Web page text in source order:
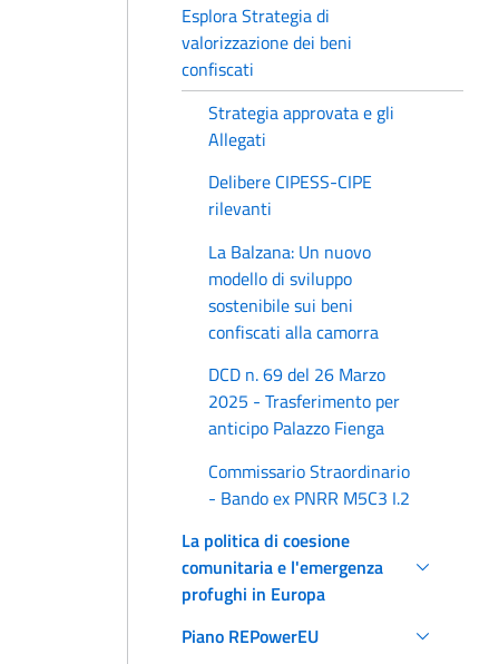
Esplora Strategia di
valorizzazione dei beni
confiscati
Strategia approvata e gli
Allegati
Delibere CIPESS-CIPE
rilevanti
La Balzana: Un nuovo
modello di sviluppo
sostenibile sui beni
confiscati alla camorra
DCD n. 69 del 26 Marzo
2025 - Trasferimento per
anticipo Palazzo Fienga
Commissario Straordinario
- Bando ex PNRR M5C3 I.2
La politica di coesione
comunitaria e l'emergenza
profughi in Europa
Piano REPowerEU